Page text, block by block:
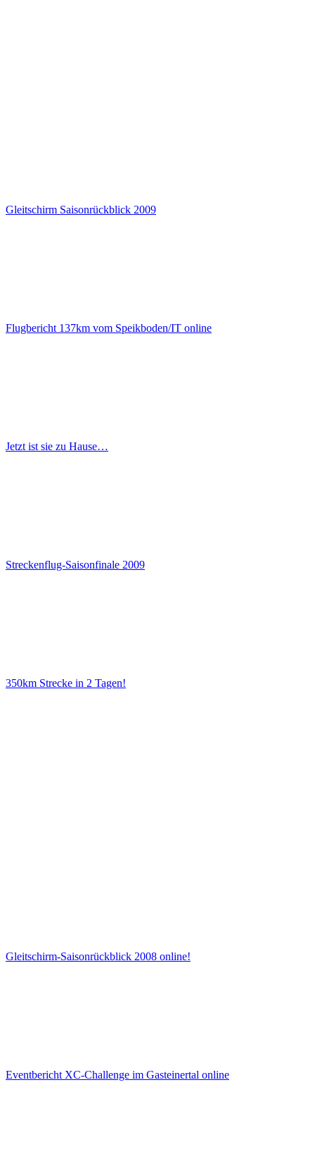
Gleitschirm Saisonrückblick 2009
Flugbericht 137km vom Speikboden/IT online
Jetzt ist sie zu Hause…
Streckenflug-Saisonfinale 2009
350km Strecke in 2 Tagen!
Gleitschirm-Saisonrückblick 2008 online!
Eventbericht XC-Challenge im Gasteinertal online